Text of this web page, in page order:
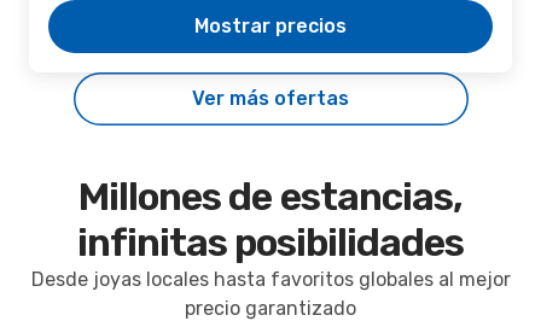
Mostrar precios
Ver más ofertas
Millones de estancias,
infinitas posibilidades
Desde joyas locales hasta favoritos globales al mejor
precio garantizado